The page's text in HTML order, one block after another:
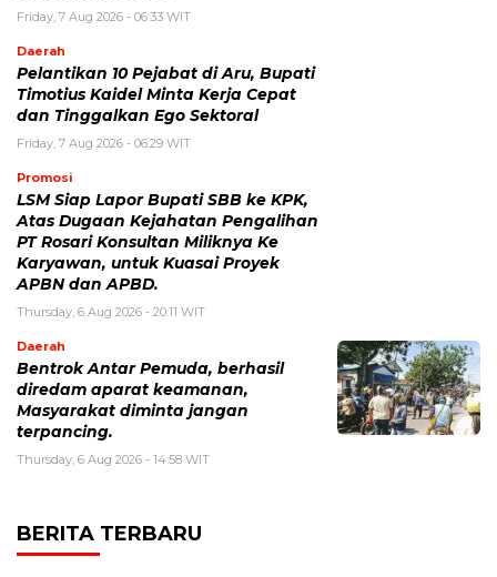
Friday, 7 Aug 2026 - 06:33 WIT
Daerah
Pelantikan 10 Pejabat di Aru, Bupati
Timotius Kaidel Minta Kerja Cepat
dan Tinggalkan Ego Sektoral
Friday, 7 Aug 2026 - 06:29 WIT
Promosi
LSM Siap Lapor Bupati SBB ke KPK,
Atas Dugaan Kejahatan Pengalihan
PT Rosari Konsultan Miliknya Ke
Karyawan, untuk Kuasai Proyek
APBN dan APBD.
Thursday, 6 Aug 2026 - 20:11 WIT
Daerah
Bentrok Antar Pemuda, berhasil
diredam aparat keamanan,
Masyarakat diminta jangan
terpancing.
Thursday, 6 Aug 2026 - 14:58 WIT
BERITA TERBARU